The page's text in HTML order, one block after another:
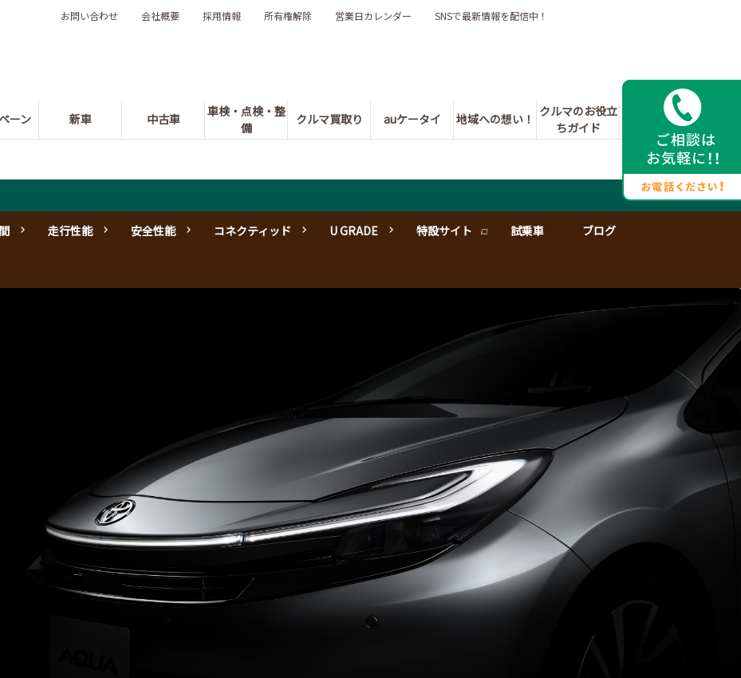
ーン 新車 中古車
車検・点検・整
備
クルマ買取り auケータイ 地域への想い！
クルマのお役立
ちガイド
お問い合わせ 会社概要 採用情報 所有権解除 営業日カレンダー SNSで最新情報を配信中！
走行性能 安全性能 コネクティッド U GRADE 特設サイト 試乗車 ブログ